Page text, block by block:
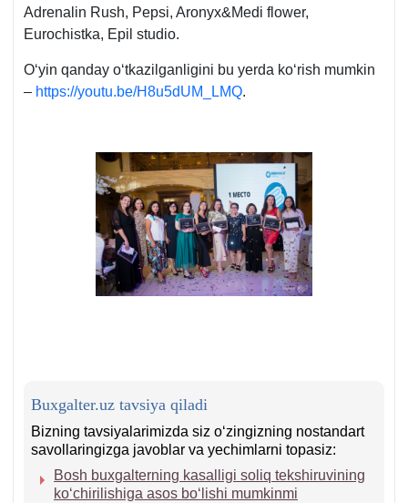
Adrenalin Rush, Pepsi, Aronyx&Medi flower,
Eurochistka, Epil studio.
Oʻyin qanday oʻtkazilganligini bu yerda koʻrish mumkin
– https://youtu.be/H8u5dUM_LMQ.
Buxgalter.uz tavsiya qiladi
Bizning tavsiyalarimizda siz oʻzingizning nostandart
savollaringizga javoblar va yechimlarni topasiz:
Bosh buхgalterning kasalligi soliq tekshiruvining
koʻchirilishiga asos boʻlishi mumkinmi